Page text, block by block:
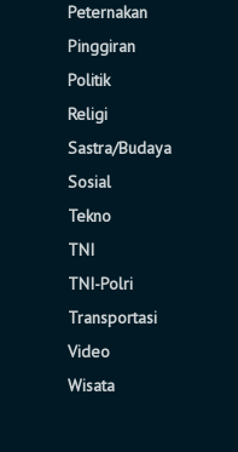
Peternakan
Pinggiran
Politik
Religi
Sastra/Budaya
Sosial
Tekno
TNI
TNI-Polri
Transportasi
Video
Wisata